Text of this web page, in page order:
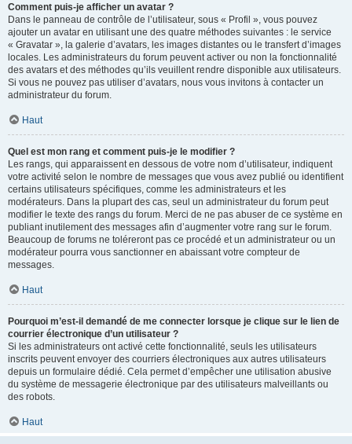
Comment puis-je afficher un avatar ?
Dans le panneau de contrôle de l’utilisateur, sous « Profil », vous pouvez
ajouter un avatar en utilisant une des quatre méthodes suivantes : le service
« Gravatar », la galerie d’avatars, les images distantes ou le transfert d’images
locales. Les administrateurs du forum peuvent activer ou non la fonctionnalité
des avatars et des méthodes qu’ils veuillent rendre disponible aux utilisateurs.
Si vous ne pouvez pas utiliser d’avatars, nous vous invitons à contacter un
administrateur du forum.
Haut
Quel est mon rang et comment puis-je le modifier ?
Les rangs, qui apparaissent en dessous de votre nom d’utilisateur, indiquent
votre activité selon le nombre de messages que vous avez publié ou identifient
certains utilisateurs spécifiques, comme les administrateurs et les
modérateurs. Dans la plupart des cas, seul un administrateur du forum peut
modifier le texte des rangs du forum. Merci de ne pas abuser de ce système en
publiant inutilement des messages afin d’augmenter votre rang sur le forum.
Beaucoup de forums ne toléreront pas ce procédé et un administrateur ou un
modérateur pourra vous sanctionner en abaissant votre compteur de
messages.
Haut
Pourquoi m’est-il demandé de me connecter lorsque je clique sur le lien de
courrier électronique d’un utilisateur ?
Si les administrateurs ont activé cette fonctionnalité, seuls les utilisateurs
inscrits peuvent envoyer des courriers électroniques aux autres utilisateurs
depuis un formulaire dédié. Cela permet d’empêcher une utilisation abusive
du système de messagerie électronique par des utilisateurs malveillants ou
des robots.
Haut